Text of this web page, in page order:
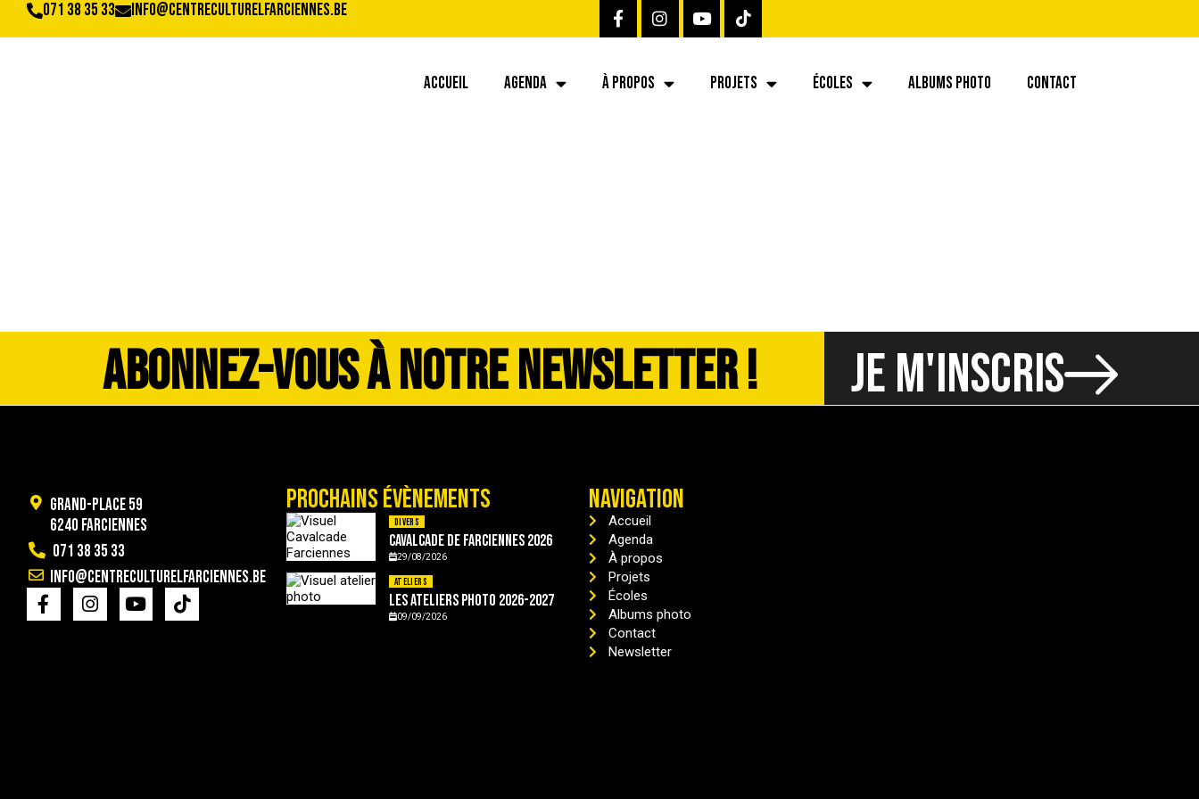
071 38 35 33 info@centreculturelfarciennes.be
ACCUEIL AGENDA À PROPOS PROJETS ÉCOLES ALBUMS PHOTO CONTACT
ABONNEZ-VOUS À NOTRE NEWSLETTER ! JE M'INSCRIS
Grand-Place 59
6240 Farciennes
071 38 35 33
info@centreculturelfarciennes.be
PROCHAINS ÉVÈNEMENTS
Divers
Cavalcade de Farciennes 2026
29/08/2026
Ateliers
Les ateliers photo 2026-2027
09/09/2026
NAVIGATION
Accueil
Agenda
À propos
Projets
Écoles
Albums photo
Contact
Newsletter